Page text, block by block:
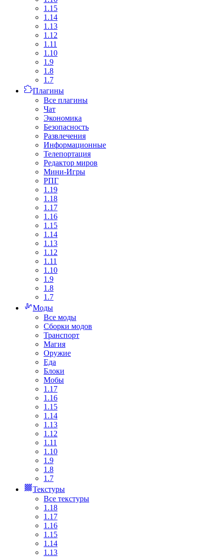
1.15
1.14
1.13
1.12
1.11
1.10
1.9
1.8
1.7
Плагины
Все плагины
Чат
Экономика
Безопасность
Развлечения
Информационные
Телепортация
Редактор миров
Мини-Игры
РПГ
1.19
1.18
1.17
1.16
1.15
1.14
1.13
1.12
1.11
1.10
1.9
1.8
1.7
Моды
Все моды
Сборки модов
Транспорт
Магия
Оружие
Еда
Блоки
Мобы
1.17
1.16
1.15
1.14
1.13
1.12
1.11
1.10
1.9
1.8
1.7
Текстуры
Все текстуры
1.18
1.17
1.16
1.15
1.14
1.13